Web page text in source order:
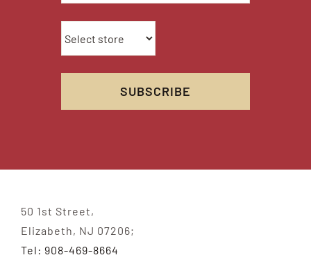
50 1st Street,
Elizabeth, NJ 07206;
Tel: 908-469-8664